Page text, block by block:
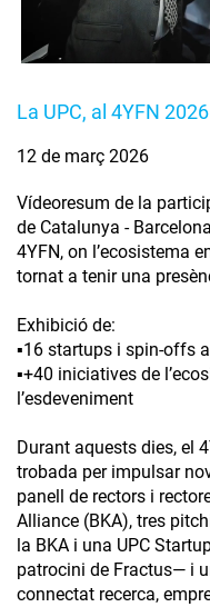
La UPC, al 4YFN 2026
12 de març 2026
Vídeoresum de la
de Catalunya -
4YFN, on l’ecosistema
tornat a tenir una
Exhibició de:
▪️16 startups i spin-offs
▪️+40 iniciatives de
l’esdeveniment
Durant aquests dies, el
trobada per impulsar
panell de rectors i
Alliance (BKA), tres
la BKA i una UPC
patrocini de Fractus— i
connectat recerca,